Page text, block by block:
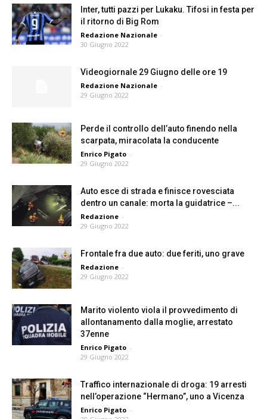
Inter, tutti pazzi per Lukaku. Tifosi in festa per
il ritorno di Big Rom
Redazione Nazionale -
30 Giugno 2022
Videogiornale 29 Giugno delle ore 19
Redazione Nazionale -
29 Giugno 2022
Perde il controllo dell’auto finendo nella
scarpata, miracolata la conducente
Enrico Pigato -
29 Giugno 2022
Auto esce di strada e finisce rovesciata
dentro un canale: morta la guidatrice –...
Redazione -
29 Giugno 2022
Frontale fra due auto: due feriti, uno grave
Redazione -
29 Giugno 2022
Marito violento viola il provvedimento di
allontanamento dalla moglie, arrestato
37enne
Enrico Pigato -
29 Giugno 2022
Traffico internazionale di droga: 19 arresti
nell’operazione “Hermano”, uno a Vicenza
Enrico Pigato -